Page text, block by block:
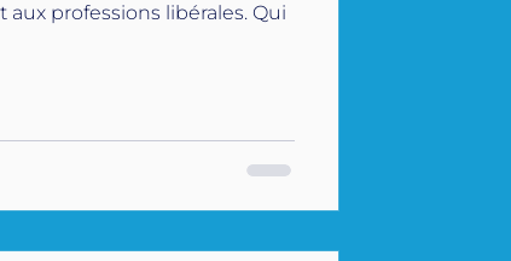
professions libérales. Qui